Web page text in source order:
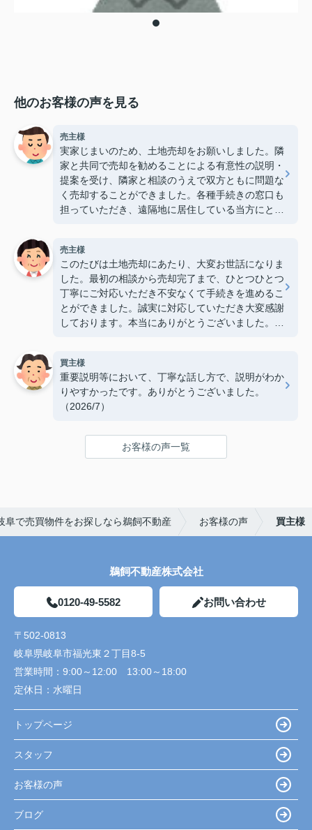
他のお客様の声を見る
売主様
実家じまいのため、土地売却をお願いしました。隣
家と共同で売却を勧めることによる有意性の説明・
提案を受け、隣家と相談のうえで双方ともに問題な
く売却することができました。各種手続きの窓口も
担っていただき、遠隔地に居住している当方にとっ
売主様
このたびは土地売却にあたり、大変お世話になりま
した。最初の相談から売却完了まで、ひとつひとつ
丁寧にご対応いただき不安なくて手続きを進めるこ
とができました。誠実に対応していただき大変感謝
しております。本当にありがとうございました。
買主様
重要説明等において、丁寧な話し方で、説明がわか
りやすかったです。ありがとうございました。
（2026/7）
お客様の声一覧
阜で売買物件をお探しなら鵜飼不動産 お客様の声 買主様
鵜飼不動産株式会社
0120-49-5582 お問い合わせ
〒502-0813
岐阜県岐阜市福光東２丁目8-5
営業時間： 9:00～12:00 13:00～18:00
定休日： 水曜日
トップページ
スタッフ
お客様の声
ブログ